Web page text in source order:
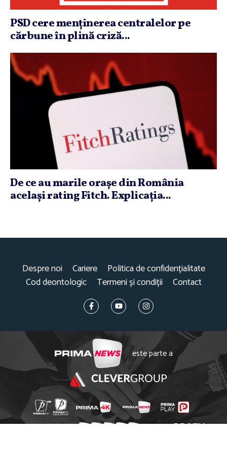
PSD cere menţinerea centralelor pe
cărbune în plină criză...
De ce au marile oraşe din România
acelaşi rating Fitch. Explicaţia...
Despre noi Cariere
Politica de confidențialitate
Cod deontologic
Termeni și condiții Contact
este parte a